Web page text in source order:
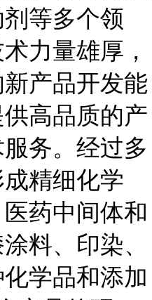
等多个领
力量雄厚，
产品开发能
高品质的产
务。经过多
精细化学
药中间体和
料、印染、
学品和添加